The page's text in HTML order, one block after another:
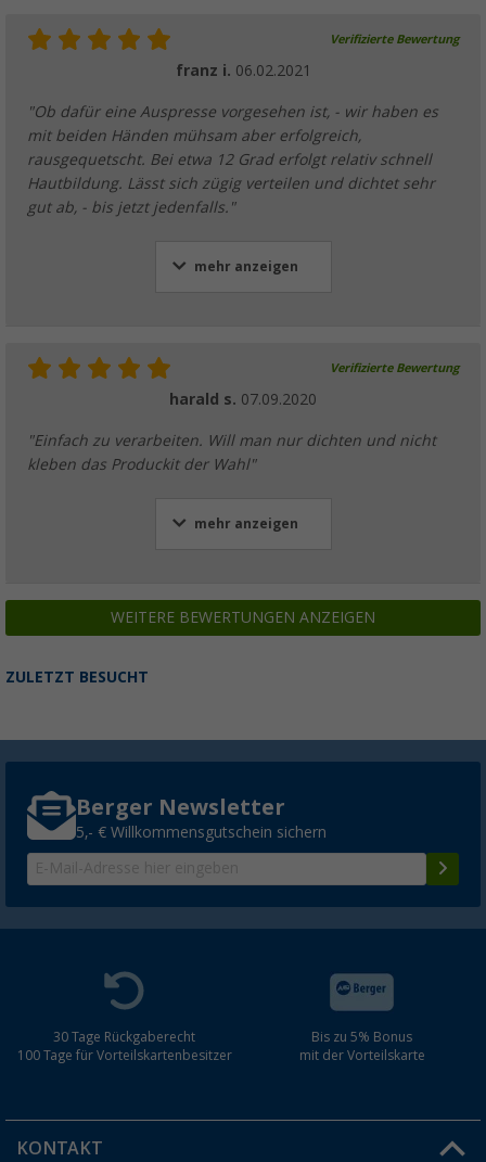
Verifizierte Bewertung
franz i. 06.02.2021
"Ob dafür eine Auspresse vorgesehen ist, - wir haben es
mit beiden Händen mühsam aber erfolgreich,
rausgequetscht. Bei etwa 12 Grad erfolgt relativ schnell
Hautbildung. Lässt sich zügig verteilen und dichtet sehr
gut ab, - bis jetzt jedenfalls."
mehr anzeigen
Verifizierte Bewertung
harald s. 07.09.2020
"Einfach zu verarbeiten. Will man nur dichten und nicht
kleben das Produckit der Wahl"
mehr anzeigen
WEITERE BEWERTUNGEN ANZEIGEN
ZULETZT BESUCHT
Berger Newsletter
5,- € Willkommensgutschein sichern
30 Tage Rückgaberecht
100 Tage für Vorteilskartenbesitzer
Bis zu 5% Bonus
mit der Vorteilskarte
KONTAKT